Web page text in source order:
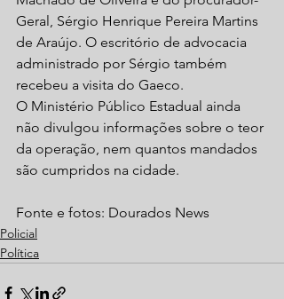
Geral, Sérgio Henrique Pereira Martins
de Araújo. O escritório de advocacia
administrado por Sérgio também
recebeu a visita do Gaeco.
O Ministério Público Estadual ainda
não divulgou informações sobre o teor
da operação, nem quantos mandados
são cumpridos na cidade.
Fonte e fotos: Dourados News
Policial
Política